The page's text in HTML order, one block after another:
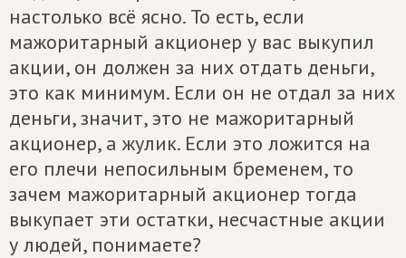
настолько всё ясно. То есть, если
мажоритарный акционер у вас выкупил
акции, он должен за них отдать деньги,
это как минимум. Если он не отдал за них
деньги, значит, это не мажоритарный
акционер, а жулик. Если это ложится на
его плечи непосильным бременем, то
зачем мажоритарный акционер тогда
выкупает эти остатки, несчастные акции
у людей, понимаете?